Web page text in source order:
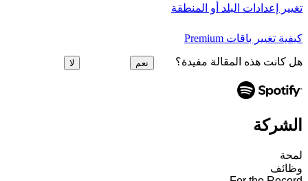
تغيير إعدادات البلد أو المنطقة
كيفية تغيير باقات Premium
هل كانت هذه المقالة مفيدة؟ نعم لا
الشركة
لمحة
وظائف